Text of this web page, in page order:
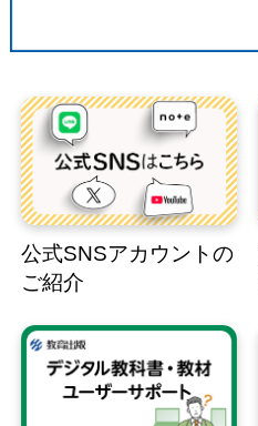
公式SNSアカウントの
ご紹介